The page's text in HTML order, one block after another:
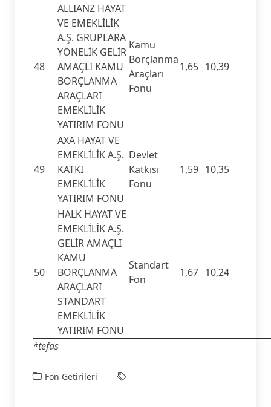
48
ALLIANZ HAYAT
VE EMEKLİLİK
A.Ş. GRUPLARA
YÖNELİK GELİR
AMAÇLI KAMU
BORÇLANMA
ARAÇLARI
EMEKLİLİK
YATIRIM FONU
Kamu
Borçlanma
Araçları
Fonu
1,65 10,39
49
AXA HAYAT VE
EMEKLİLİK A.Ş.
KATKI
EMEKLİLİK
YATIRIM FONU
Devlet
Katkısı
Fonu
1,59 10,35
50
HALK HAYAT VE
EMEKLİLİK A.Ş.
GELİR AMAÇLI
KAMU
BORÇLANMA
ARAÇLARI
STANDART
EMEKLİLİK
YATIRIM FONU
Standart
Fon
1,67 10,24
*tefas
Fon Getirileri